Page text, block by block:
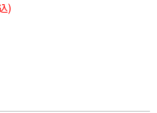
)